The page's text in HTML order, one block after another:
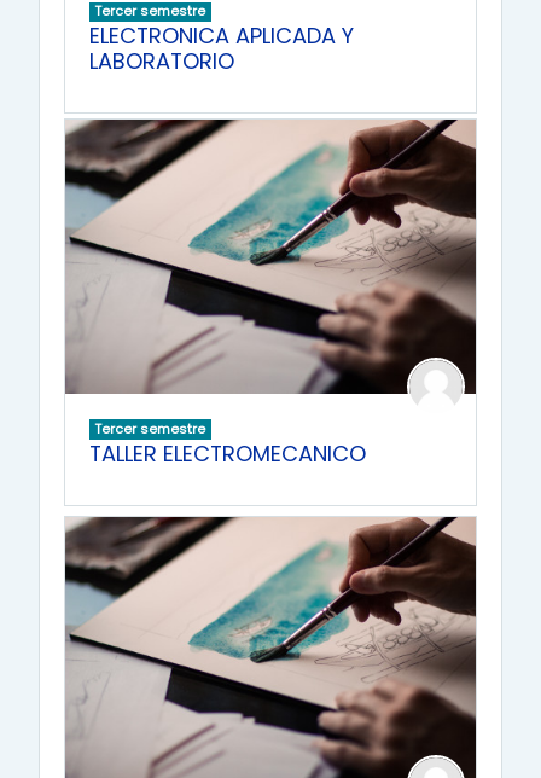
Tercer semestre
ELECTRONICA APLICADA Y
LABORATORIO
Tercer semestre
TALLER ELECTROMECANICO